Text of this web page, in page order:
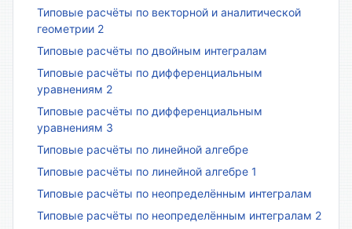
Типовые расчёты по векторной и аналитической
геометрии 2
Типовые расчёты по двойным интегралам
Типовые расчёты по дифференциальным
уравнениям 2
Типовые расчёты по дифференциальным
уравнениям 3
Типовые расчёты по линейной алгебре
Типовые расчёты по линейной алгебре 1
Типовые расчёты по неопределённым интегралам
Типовые расчёты по неопределённым интегралам 2